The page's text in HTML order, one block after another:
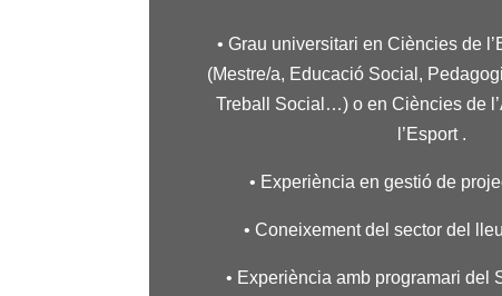
• Grau universitari en Ciències de
(Mestre/a, Educació Social,
Treball Social…) o en Ciències de
l’Esport .
• Experiència en gestió de
• Coneixement del sector del
• Experiència amb programari del